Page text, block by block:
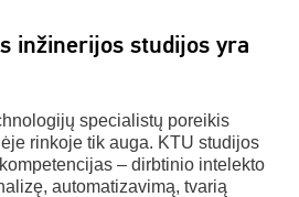
inžinerijos studijos yra
specialistų poreikis
rinkoje tik auga. KTU studijos
– dirbtinio intelekto
automatizavimą, tvarią